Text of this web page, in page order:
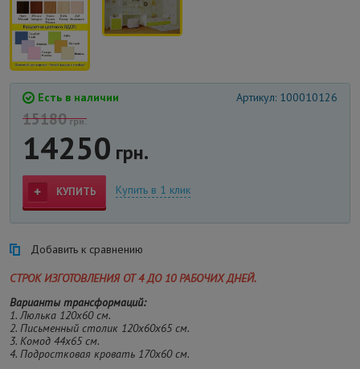
Есть в наличии Артикул: 100010126
15180грн.
14250 грн.
КУПИТЬ Купить в 1 клик
Добавить к сравнению
СТРОК ИЗГОТОВЛЕНИЯ ОТ 4 ДО 10 РАБОЧИХ ДНЕЙ.
Варианты трансформаций:
1. Люлька 120х60 см.
2. Письменный столик 120х60х65 см.
3. Комод 44х65 см.
4. Подростковая кровать 170х60 см.